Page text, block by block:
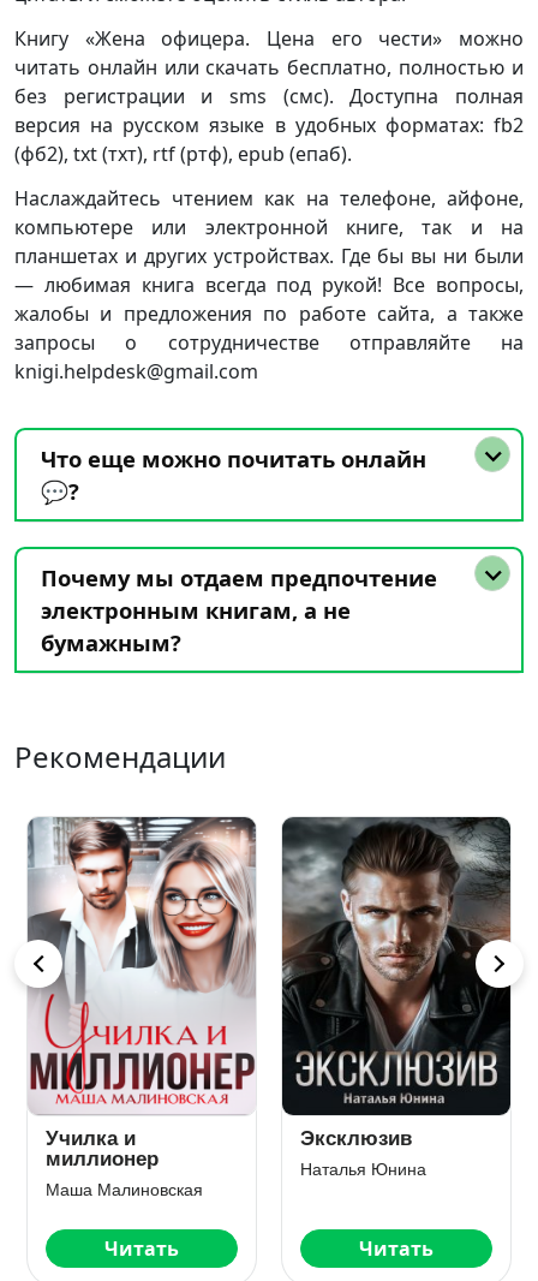
Книгу «Жена офицера. Цена его чести» можно
читать онлайн или скачать бесплатно, полностью и
без регистрации и sms (смс). Доступна полная
версия на русском языке в удобных форматах: fb2
(фб2), txt (тхт), rtf (ртф), epub (епаб).
Наслаждайтесь чтением как на телефоне, айфоне,
компьютере или электронной книге, так и на
планшетах и других устройствах. Где бы вы ни были
— любимая книга всегда под рукой! Все вопросы,
жалобы и предложения по работе сайта, а также
запросы о сотрудничестве отправляйте на
knigi.helpdesk@gmail.com
Что еще можно почитать онлайн
💬?
Почему мы отдаем предпочтение
электронным книгам, а не
бумажным?
Рекомендации
Училка и
миллионер
Маша Малиновская
Читать
Эксклюзив
Наталья Юнина
Читать